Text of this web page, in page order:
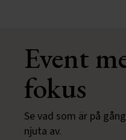
Event
fokus
Se vad som är på
njuta av.